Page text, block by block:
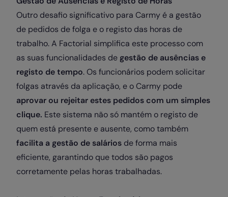
Outro desafio significativo para Carmy é a gestão
de pedidos de folga e o registo das horas de
trabalho. A Factorial simplifica este processo com
as suas funcionalidades de gestão de ausências e
registo de tempo. Os funcionários podem solicitar
folgas através da aplicação, e o Carmy pode
aprovar ou rejeitar estes pedidos com um simples
clique. Este sistema não só mantém o registo de
quem está presente e ausente, como também
facilita a gestão de salários de forma mais
eficiente, garantindo que todos são pagos
corretamente pelas horas trabalhadas.